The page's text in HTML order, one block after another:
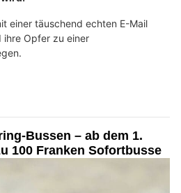
einer täuschend echten E-Mail
ihre Opfer zu einer
Bussen – ab dem 1.
100 Franken Sofortbusse